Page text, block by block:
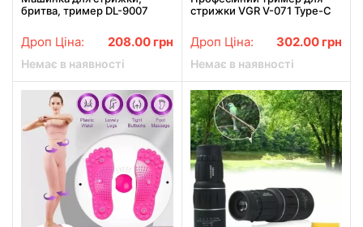
бритва, тример DL-9007
для стрижки волосся
Дроп Ціна: 208.00 грн
Немає в наявності
стрижки VGR V-071 Type-C
Дроп Ціна: 302.00 грн
Немає в наявності